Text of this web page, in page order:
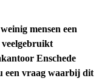
mensen een
veelgebruikt
Enschede
een vraag waarbij dit